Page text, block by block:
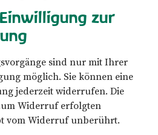
zur
sind nur mit Ihrer
möglich. Sie können eine
jederzeit widerrufen. Die
Widerruf erfolgten
vom Widerruf unberührt.